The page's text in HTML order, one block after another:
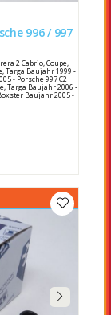
996 / 997
2 Cabrio, Coupe,
Targa Baujahr 1999 -
- Porsche 997 C2
Targa Baujahr 2006 -
Baujahr 2005 -
/ 99610211757